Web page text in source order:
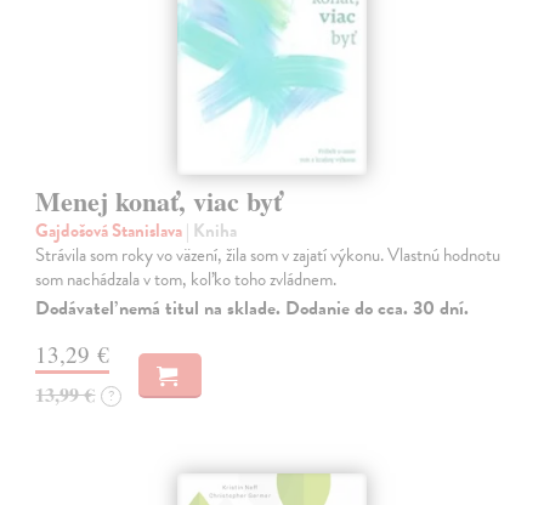
Menej konať, viac byť
Gajdošová Stanislava| Kniha
Strávila som roky vo väzení, žila som v zajatí výkonu. Vlastnú hodnotu
som nachádzala v tom, koľko toho zvládnem.
Dodávateľ nemá titul na sklade. Dodanie do cca. 30 dní.
13,29 €
13,99 € ?